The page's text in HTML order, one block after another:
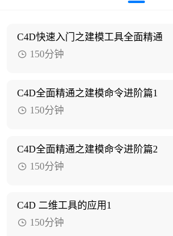
C4D快速入门之建模工具全面精通
150分钟
C4D全面精通之建模命令进阶篇1
150分钟
C4D全面精通之建模命令进阶篇2
150分钟
C4D 二维工具的应用1
150分钟